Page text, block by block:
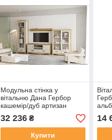
Модульна стінка у
вітальню Дана Гербор
кашемір/дуб артизан
32 236₴
Купити
14